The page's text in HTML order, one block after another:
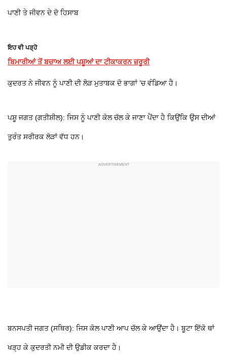
ਪਾਣੀ ਤੇ ਜੀਵਨ ਦੇ ਦੋ ਹਿਸਾਬ
ਇਹ ਵੀ ਪੜ੍ਹੋ
ਬਿਮਾਰੀਆਂ ਤੋਂ ਬਚਾਅ ਲਈ ਪਸ਼ੂਆਂ ਦਾ ਟੀਕਾਕਰਨ ਜ਼ਰੂਰੀ
ਕੁਦਰਤ ਨੇ ਜੀਵਨ ਨੂੰ ਪਾਣੀ ਦੀ ਲੋੜ ਮੁਤਾਬਕ ਦੋ ਭਾਗਾਂ ’ਚ ਵੰਡਿਆ ਹੈ।
ਪਸ਼ੂ ਜਗਤ (ਗਤੀਸ਼ੀਲ): ਜਿਸ ਨੂੰ ਪਾਣੀ ਕੋਲ ਚੱਲ ਕੇ ਜਾਣਾ ਪੈਂਦਾ ਹੈ ਕਿਉਂਕਿ ਉਸ ਦੀਆਂ
ਤੁਰੰਤ ਸਰੀਰਕ ਲੋੜਾਂ ਵੱਧ ਹਨ।
ਬਨਸਪਤੀ ਜਗਤ (ਸਥਿਰ): ਜਿਸ ਕੋਲ ਪਾਣੀ ਆਪ ਚੱਲ ਕੇ ਆਉਂਦਾ ਹੈ। ਬੂਟਾ ਇੱਕੋ ਥਾਂ
ਖੜ੍ਹ ਕੇ ਕੁਦਰਤੀ ਨਮੀ ਦੀ ਉਡੀਕ ਕਰਦਾ ਹੈ।